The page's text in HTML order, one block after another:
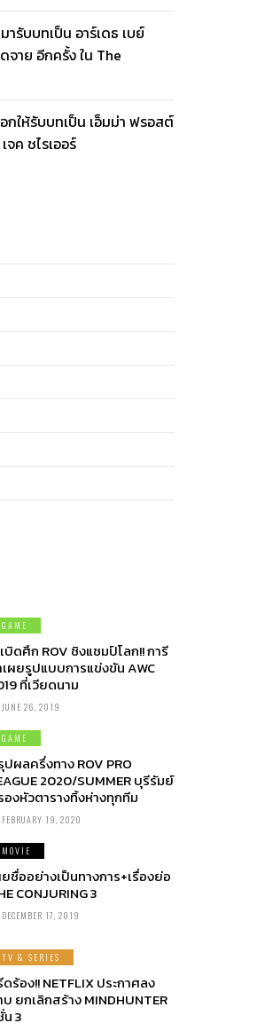
ารับบทเป็น อาร์เดธ เบย์
าย อีกครั้ง ใน The
กให้รับบทเป็น เอ็มม่า ฟรอสต์
ค ชไรเออร์
GAME
บิดศึก ROV ชิงแชมป์โลก!! การี
เผยรูปแบบการแข่งขัน AWC
ที่เวียดนาม
JUNE 26, 2019
GAME
ปผลครึ่งทาง ROV PRO
2020/SUMMER บุรีรัมย์
องหัวตารางทิ้งห่างทุกทีม
FEBRUARY 19, 2020
MOVIE
ยชื่ออย่างเป็นทางการ+เรื่องย่อ
CONJURING 3
DECEMBER 17, 2019
TV & SERIES
ร้อง!! NETFLIX ประกาศลง
บ ยกเลิกสร้าง MINDHUNTER
น 3